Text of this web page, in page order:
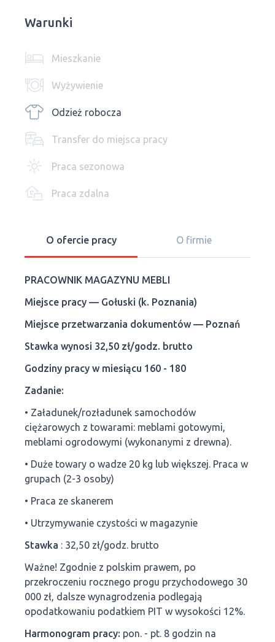
Warunki
Mieszkanie
Wyżywienie
Odzież robocza
Transfer do miejsca pracy
Praca sezonowa
Praca zdalna
O ofercie pracy O firmie
PRACOWNIK MAGAZYNU MEBLI
Miejsce pracy — Gołuski (k. Poznania)
Miejsce przetwarzania dokumentów — Poznań
Stawka wynosi 32,50 zł/godz. brutto
Godziny pracy w miesiącu 160 - 180
Zadanie:
• Załadunek/rozładunek samochodów
ciężarowych z towarami: meblami gotowymi,
meblami ogrodowymi (wykonanymi z drewna).
• Duże towary o wadze 20 kg lub większej. Praca w
grupach (2-3 osoby)
• Praca ze skanerem
• Utrzymywanie czystości w magazynie
Stawka : 32,50 zł/godz. brutto
Ważne! Zgodnie z polskim prawem, po
przekroczeniu rocznego progu przychodowego 30
000 zł, dalsze wynagrodzenia podlegają
opodatkowaniu podatkiem PIT w wysokości 12%.
Harmonogram pracy: pon. - pt. 8 godzin na